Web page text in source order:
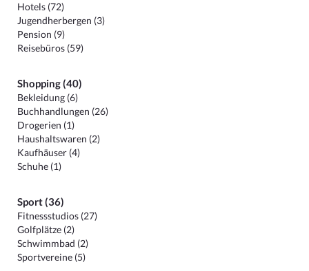
Hotels (72)
Jugendherbergen (3)
Pension (9)
Reisebüros (59)
Shopping (40)
Bekleidung (6)
Buchhandlungen (26)
Drogerien (1)
Haushaltswaren (2)
Kaufhäuser (4)
Schuhe (1)
Sport (36)
Fitnessstudios (27)
Golfplätze (2)
Schwimmbad (2)
Sportvereine (5)